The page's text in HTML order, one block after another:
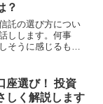
？
託の選び方につい
しします。何事
そうに感じるもの
に説明しますね。
の人か...
座選び！ 投資
しく解説します